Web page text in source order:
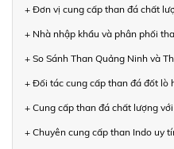
+ Đơn vị cung cấp than đá chất
+ Nhà nhập khẩu và phân phối
+ So Sánh Than Quảng Ninh và
+ Đối tác cung cấp than đá đốt
+ Cung cấp than đá chất lượng
+ Chuyên cung cấp than Indo uy